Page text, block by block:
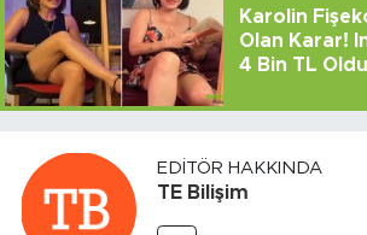
Karolin
Olan Karar!
4 Bin TL Oldu
EDITÖR HAKKINDA
TE Bilişim